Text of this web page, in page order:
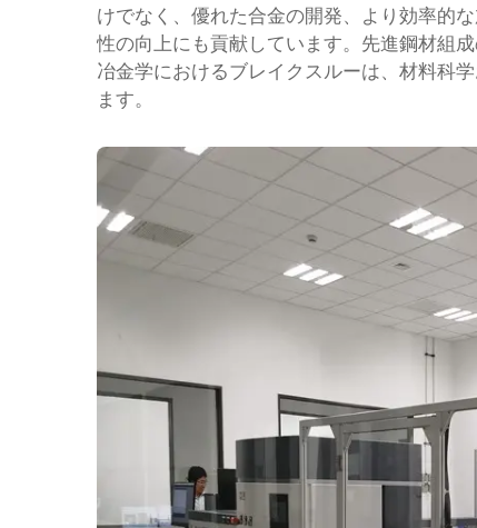
けでなく、優れた合金の開発、より効率的
性の向上にも貢献しています。先進鋼材組
冶金学におけるブレイクスルーは、材料科
ます。